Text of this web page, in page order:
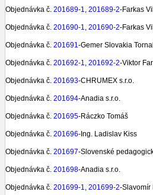
Objednávka č. 201689-1, 201689-2-Farkas
Objednávka č. 201690-1, 201690-2-Farkas
Objednávka č. 201691-Gemer Slovakia
Objednávka č. 201692-1, 201692-2-Viktor
Objednávka č. 201693-CHRUMEX s.r.o.
Objednávka č. 201694-Anadia s.r.o.
Objednávka č. 201695-Ráczko Tomáš
Objednávka č. 201696-Ing. Ladislav Kiss
Objednávka č. 201697-Slovenské
Objednávka č. 201698-Anadia s.r.o.
Objednávka č. 201699-1, 201699-2-Slavomír